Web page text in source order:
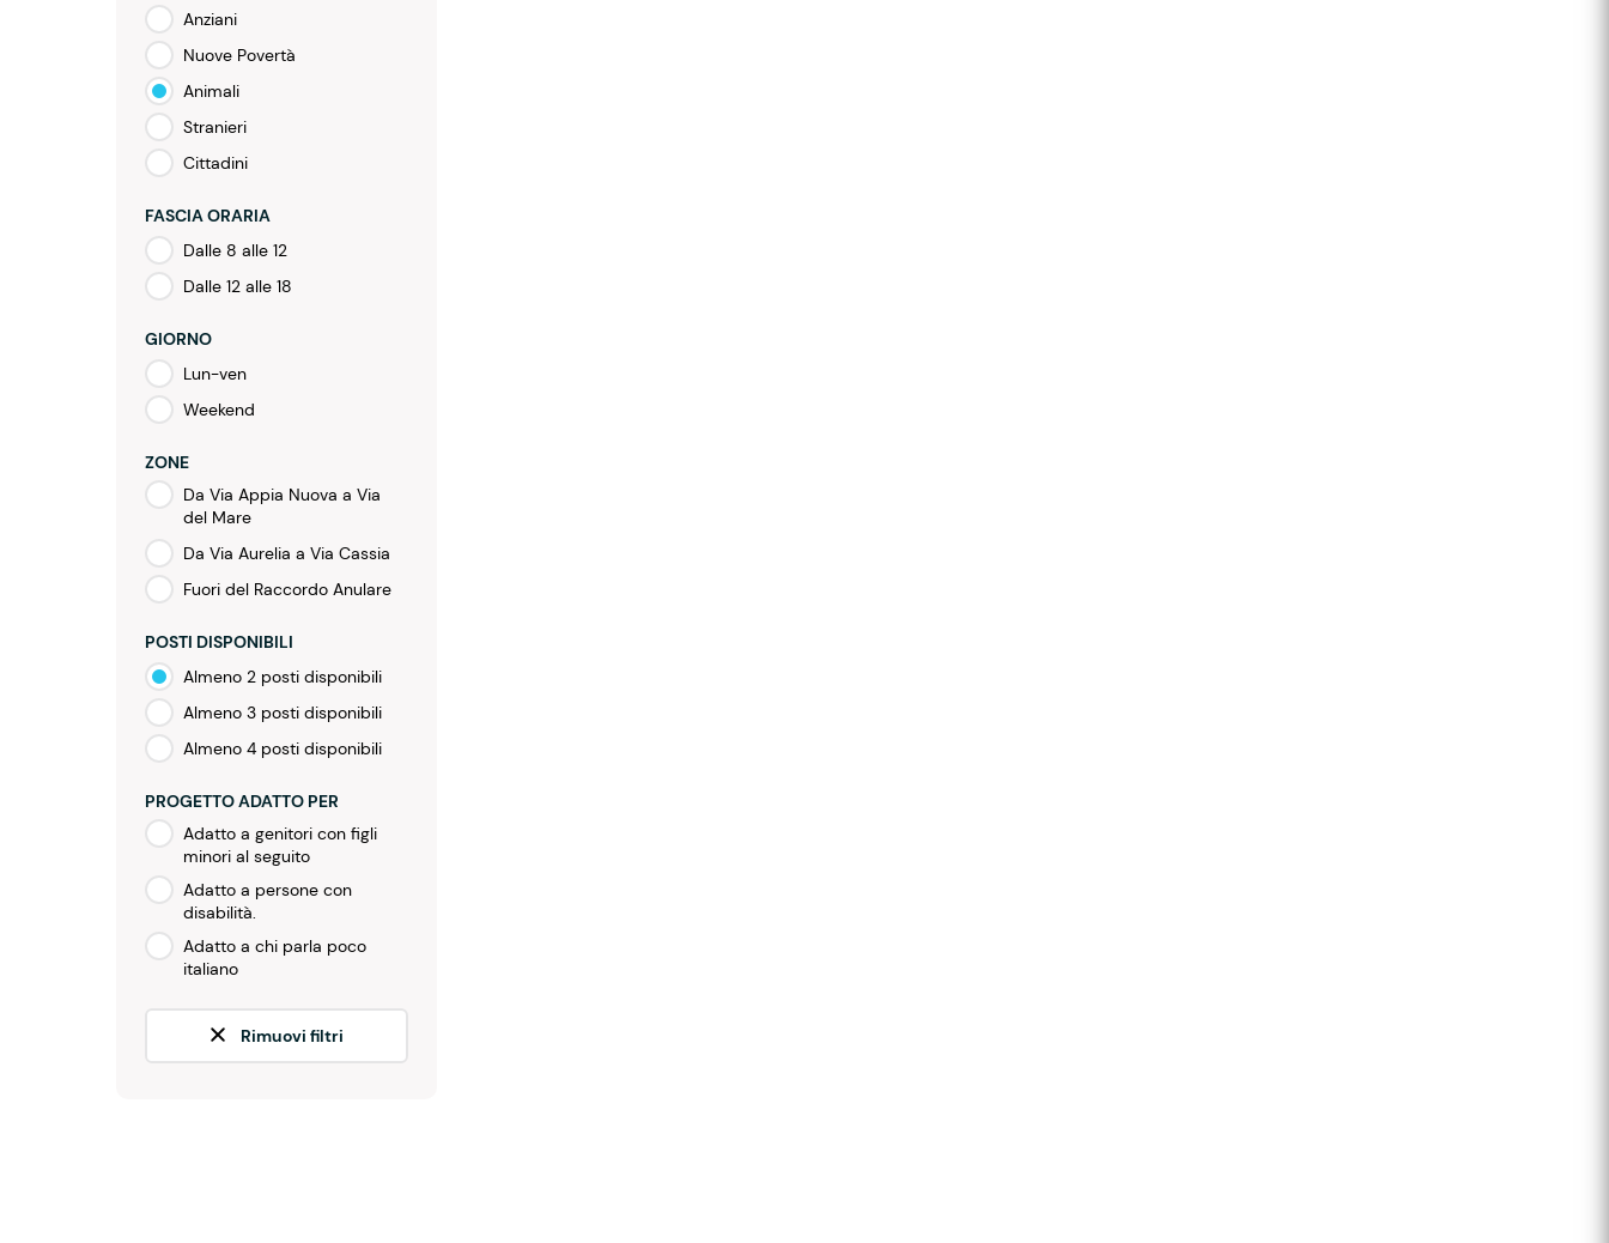
Anziani
Nuove Povertà
Animali
Stranieri
Cittadini
FASCIA ORARIA
Dalle 8 alle 12
Dalle 12 alle 18
GIORNO
Lun-ven
Weekend
ZONE
Da Via Appia Nuova a Via
del Mare
Da Via Aurelia a Via Cassia
Fuori del Raccordo Anulare
POSTI DISPONIBILI
Almeno 2 posti disponibili
Almeno 3 posti disponibili
Almeno 4 posti disponibili
PROGETTO ADATTO PER
Adatto a genitori con figli
minori al seguito
Adatto a persone con
disabilità.
Adatto a chi parla poco
italiano
Rimuovi filtri